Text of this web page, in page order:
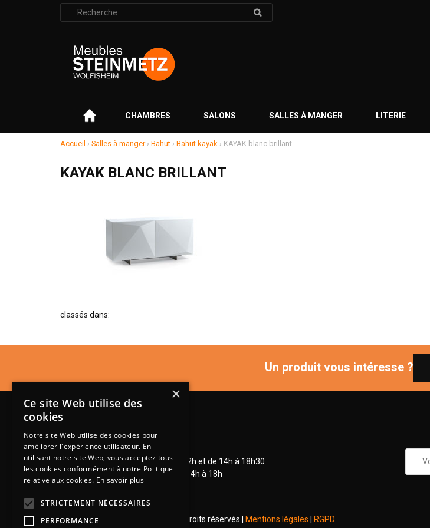
Rechercher
:
CHAMBRES SALONS SALLES À MANGER LITERIE
Accueil › Salles à manger› Bahut › Bahut kayak › KAYAK blanc brillant
KAYAK BLANC BRILLANT
classés dans:
Un produit vous intéresse ?
Lundi de 14h à 18h30
Mardi à vendredi de 9h à 12h et de 14h à 18h30
Samedi de 9h à 12h et de 14h à 18h
© 2026 Groupe Steinmetz - Tous droits réservés | Mentions légales RGPD
×
Ce site Web utilise des
cookies
Notre site Web utilise des cookies pour
améliorer l'expérience utilisateur. En
utilisant notre site Web, vous acceptez tous
les cookies conformément à notre Politique
relative aux cookies. En savoir plus
STRICTEMENT NÉCESSAIRES
PERFORMANCE